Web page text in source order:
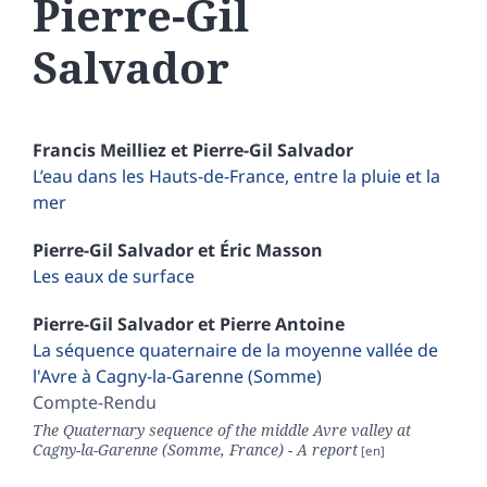
Pierre-Gil
Salvador
Francis Meilliezet Pierre-Gil Salvador
L’eau dans les Hauts-de-France, entre la pluie et la
mer
Pierre-Gil Salvadoret Éric Masson
Les eaux de surface
Pierre-Gil Salvadoret PierreAntoine
La séquence quaternaire de la moyenne vallée de
l'Avre à Cagny-la-Garenne (Somme)
Compte-Rendu
The Quaternary sequence of the middle Avre valley at
Cagny-la-Garenne (Somme, France) - A report